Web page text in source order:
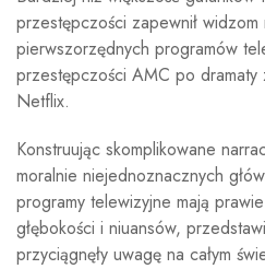
przestępczości zapewnił
pierwszorzędnych programów
przestępczości AMC po dramaty
Netflix.
Konstruując skomplikowane
moralnie niejednoznacznych
programy telewizyjne mają
głębokości i niuansów,
przyciągnęły uwagę na całym